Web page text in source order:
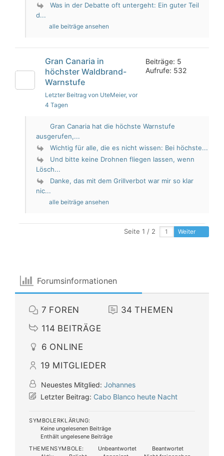
Was in der Debatte oft untergeht: Ein guter Teil
d...
alle beiträge ansehen
Gran Canaria in
höchster Waldbrand-
Warnstufe
Letzter Beitrag von UteMeier, vor
4 Tagen
Beiträge: 5
Aufrufe: 532
Gran Canaria hat die höchste Warnstufe
ausgerufen,...
Wichtig für alle, die es nicht wissen: Bei höchste...
Und bitte keine Drohnen fliegen lassen, wenn
Lösch...
Danke, das mit dem Grillverbot war mir so klar
nic...
alle beiträge ansehen
Seite 1 / 2 Weiter
Forumsinformationen
7 FOREN 34 THEMEN
114 BEITRÄGE
6 ONLINE
19 MITGLIEDER
Neuestes Mitglied: Johannes
Letzter Beitrag: Cabo Blanco heute Nacht
SYMBOLERKLÄRUNG:
Keine ungelesenen Beiträge
Enthält ungelesene Beiträge
THEMENSYMBOLE:
Unbeantwortet
Beantwortet